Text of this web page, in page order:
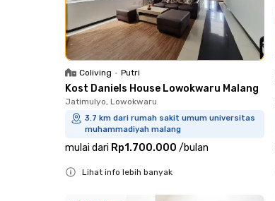
Coliving • Putri
Kost Daniels House Lowokwaru Malang
Jatimulyo, Lowokwaru
3.7 km dari rumah sakit umum universitas
muhammadiyah malang
mulai dari Rp1.700.000 /bulan
Lihat info lebih banyak